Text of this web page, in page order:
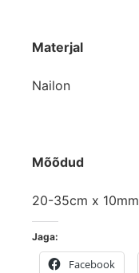
Materjal
Nailon
Mõõdud
20-35cm x 10mm
Jaga:
Facebook